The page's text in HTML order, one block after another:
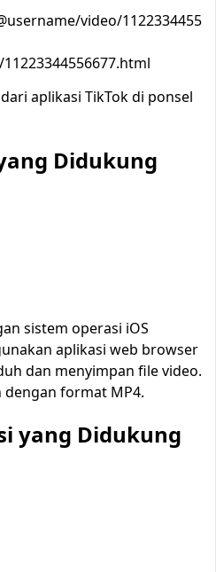
video/1122334455
aplikasi TikTok di ponsel
Didukung
sistem operasi iOS
aplikasi web browser
dan menyimpan file video.
dengan format MP4.
yang Didukung